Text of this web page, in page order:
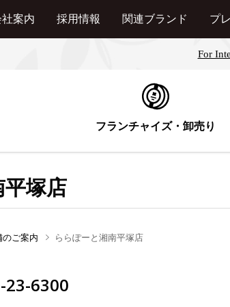
案内 採用情報 関連ブランド プ
For
フランチャイズ・卸売り
塚店
のご案内 ららぽーと湘南平塚店
23-6300